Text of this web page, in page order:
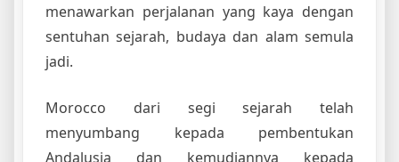
menawarkan perjalanan yang kaya dengan
sentuhan sejarah, budaya dan alam semula
jadi.
Morocco dari segi sejarah telah
menyumbang kepada pembentukan
Andalusia dan kemudiannya kepada